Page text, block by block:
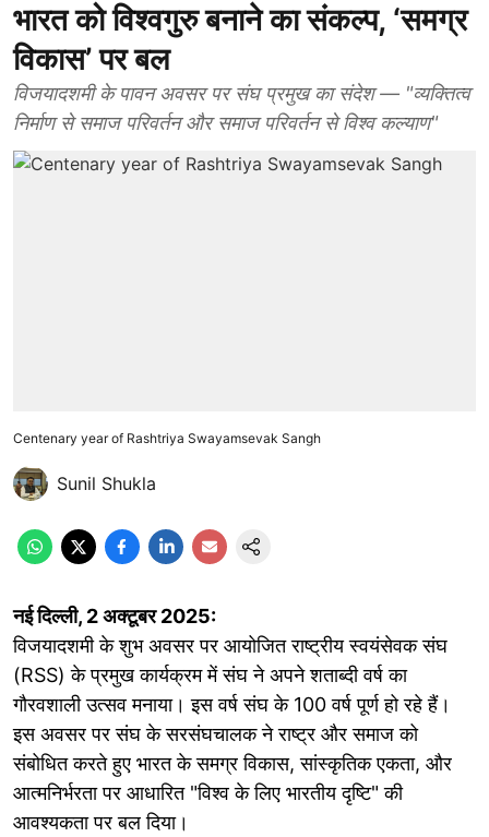
भारत को विश्वगुरु बनाने का संकल्प, ‘समग्र
विकास’ पर बल
विजयादशमी के पावन अवसर पर संघ प्रमुख का संदेश — "व्यक्तित्व
निर्माण से समाज परिवर्तन और समाज परिवर्तन से विश्व कल्याण"
Centenary year of Rashtriya Swayamsevak Sangh
Sunil Shukla
नई दिल्ली, 2 अक्टूबर 2025:
विजयादशमी के शुभ अवसर पर आयोजित राष्ट्रीय स्वयंसेवक संघ
(RSS) के प्रमुख कार्यक्रम में संघ ने अपने शताब्दी वर्ष का
गौरवशाली उत्सव मनाया। इस वर्ष संघ के 100 वर्ष पूर्ण हो रहे हैं।
इस अवसर पर संघ के सरसंघचालक ने राष्ट्र और समाज को
संबोधित करते हुए भारत के समग्र विकास, सांस्कृतिक एकता, और
आत्मनिर्भरता पर आधारित "विश्व के लिए भारतीय दृष्टि" की
आवश्यकता पर बल दिया।